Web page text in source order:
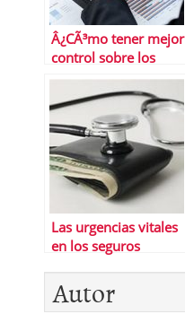
Â¿CÃ³mo tener mejor
control sobre los
gastos de tu
empresa?
Las urgencias vitales
en los seguros
Autor